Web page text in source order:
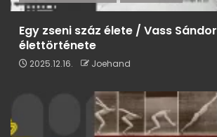
Egy zseni száz élete / Vass Sándor
élettörténete
2025.12.16. Joehand